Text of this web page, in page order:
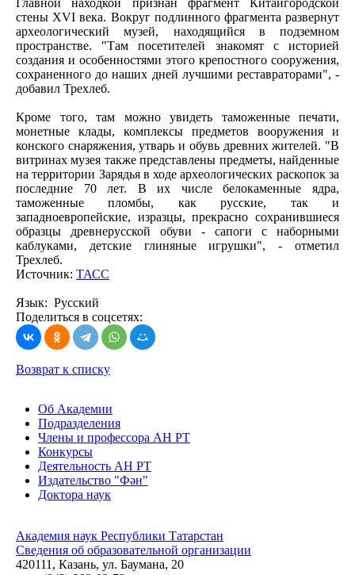
стены XVI века. Вокруг подлинного фрагмента развернут
археологический музей, находящийся в подземном
пространстве. "Там посетителей знакомят с историей
создания и особенностями этого крепостного сооружения,
сохраненного до наших дней лучшими реставраторами", -
добавил Трехлеб.
Кроме того, там можно увидеть таможенные печати,
монетные клады, комплексы предметов вооружения и
конского снаряжения, утварь и обувь древних жителей. "В
витринах музея также представлены предметы, найденные
на территории Зарядья в ходе археологических раскопок за
последние 70 лет. В их числе белокаменные ядра,
таможенные пломбы, как русские, так и
западноевропейские, изразцы, прекрасно сохранившиеся
образцы древнерусской обуви - сапоги с наборными
каблуками, детские глиняные игрушки", - отметил
Трехлеб.
Источник: ТАСС
Язык: Русский
Поделиться в соцсетях:
Возврат к списку
Об Академии
Подразделения
Члены и профессора АН РТ
Конкурсы
Деятельность АН РТ
Издательство "Фән"
Доктора наук
Академия наук Республики Татарстан
Сведения об образовательной организации
420111, Казань, ул. Баумана, 20